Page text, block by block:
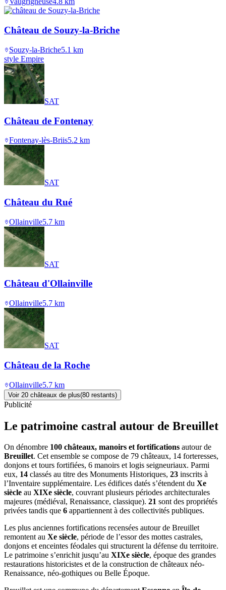
Château de Souzy-la-Briche
Souzy-la-Briche5.1 km
style Empire
SAT
Château de Fontenay
Fontenay-lès-Briis5.2 km
SAT
Château du Rué
Ollainville5.7 km
SAT
Château d'Ollainville
Ollainville5.7 km
SAT
Château de la Roche
Ollainville5.7 km
Voir 20 châteaux de plus(80 restants)
Publicité
Le patrimoine castral autour de Breuillet
On dénombre 100 châteaux, manoirs et fortifications autour de
Breuillet. Cet ensemble se compose de 79 châteaux, 14 forteresses,
donjons et tours fortifiées, 6 manoirs et logis seigneuriaux. Parmi
eux, 14 classés au titre des Monuments Historiques, 23 inscrits à
l’Inventaire supplémentaire. Les édifices datés s’étendent du Xe
siècle au XIXe siècle, couvrant plusieurs périodes architecturales
majeures (médiéval, Renaissance, classique). 21 sont des propriétés
privées tandis que 6 appartiennent à des collectivités publiques.
Les plus anciennes fortifications recensées autour de Breuillet
remontent au Xe siècle, période de l’essor des mottes castrales,
donjons et enceintes féodales qui structurent la défense du territoire.
Le patrimoine s’enrichit jusqu’au XIXe siècle, époque des grandes
restaurations historicistes et de la construction de châteaux néo-
Renaissance, néo-gothiques ou Belle Époque.